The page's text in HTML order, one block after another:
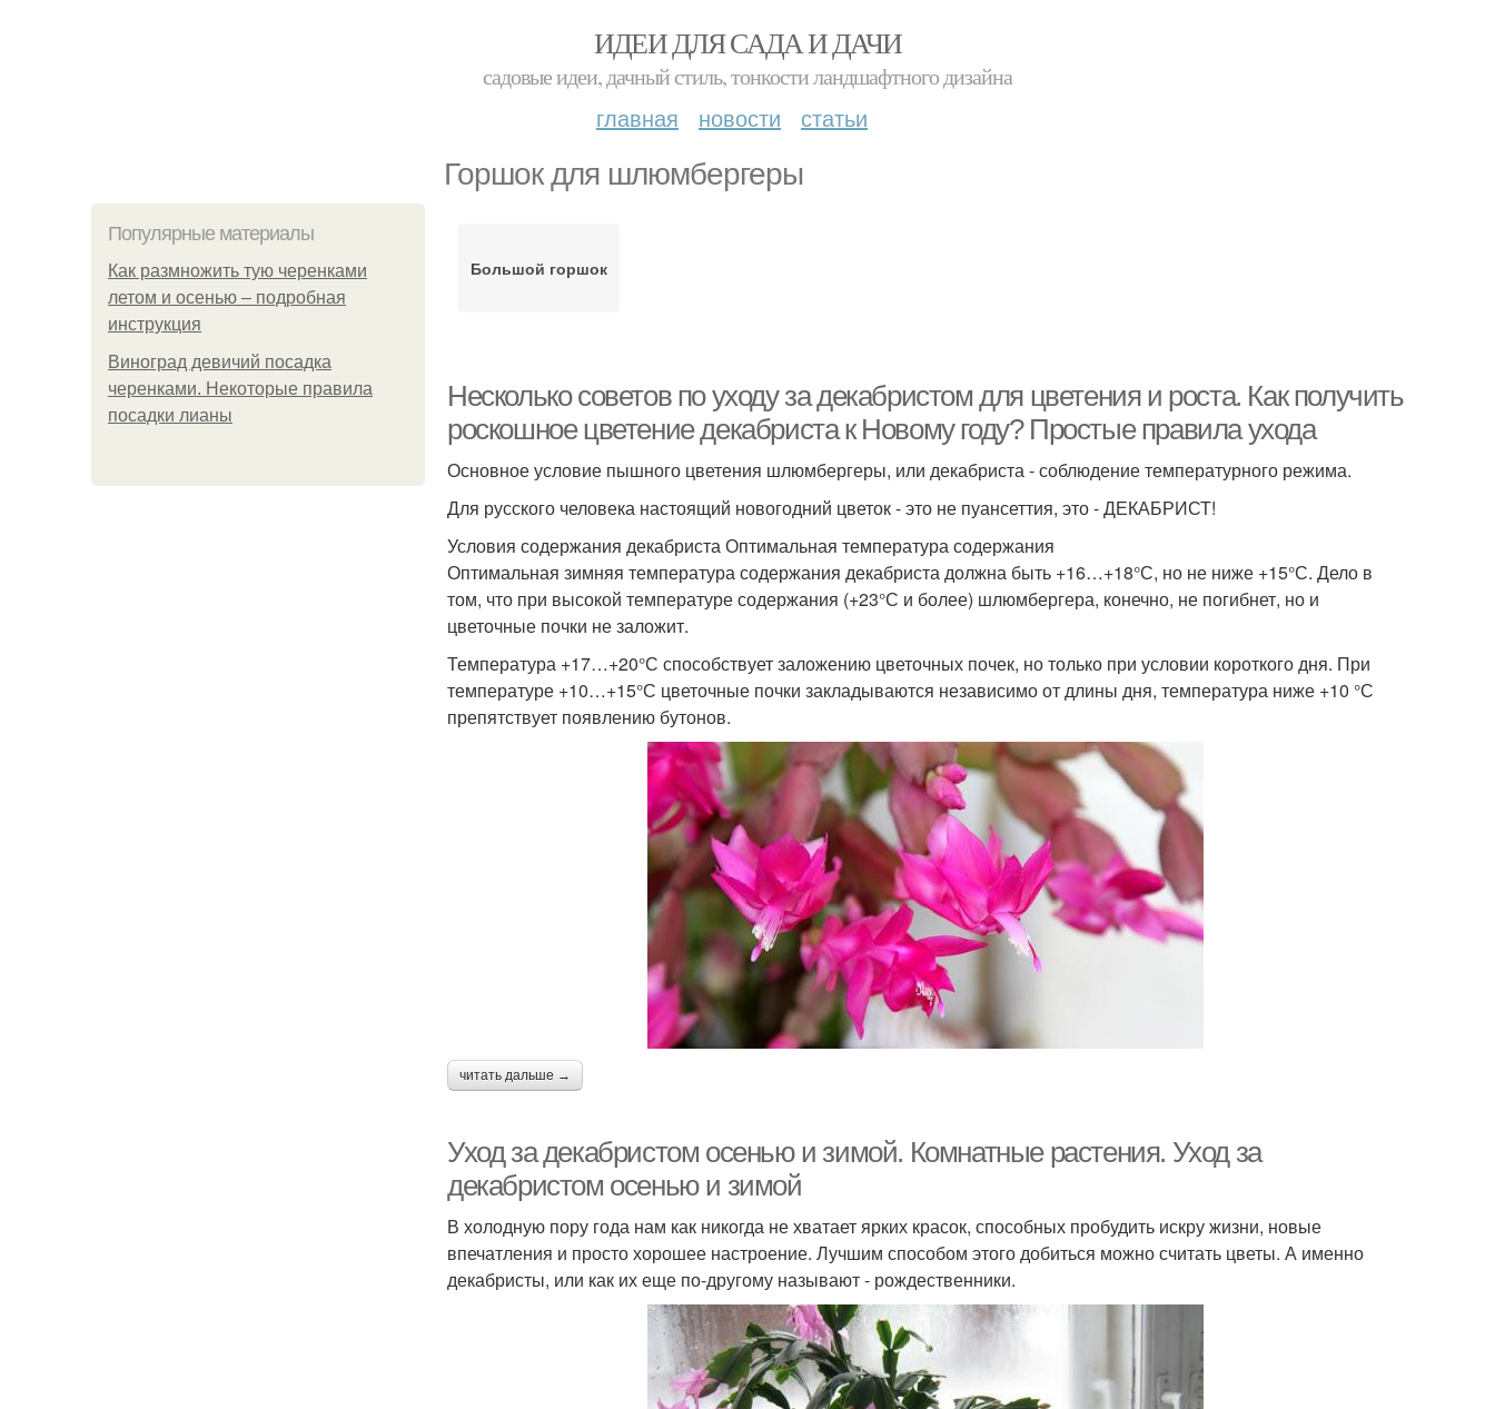
ИДЕИ ДЛЯ САДА И ДАЧИ
садовые идеи, дачный стиль, тонкости ландшафтного дизайна
главная новости статьи
Горшок для шлюмбергеры
Популярные материалы
Как размножить тую черенками
летом и осенью – подробная
инструкция
Виноград девичий посадка
черенками. Некоторые правила
посадки лианы
Большой горшок
Несколько советов по уходу за декабристом для цветения и роста. Как получить
роскошное цветение декабриста к Новому году? Простые правила ухода
Основное условие пышного цветения шлюмбергеры, или декабриста - соблюдение температурного режима.
Для русского человека настоящий новогодний цветок - это не пуансеттия, это - ДЕКАБРИСТ!
Условия содержания декабриста Оптимальная температура содержания
Оптимальная зимняя температура содержания декабриста должна быть +16…+18°С, но не ниже +15°С. Дело в
том, что при высокой температуре содержания (+23°С и более) шлюмбергера, конечно, не погибнет, но и
цветочные почки не заложит.
Температура +17…+20°С способствует заложению цветочных почек, но только при условии короткого дня. При
температуре +10…+15°С цветочные почки закладываются независимо от длины дня, температура ниже +10 °С
препятствует появлению бутонов.
читать дальше →
Уход за декабристом осенью и зимой. Комнатные растения. Уход за
декабристом осенью и зимой
В холодную пору года нам как никогда не хватает ярких красок, способных пробудить искру жизни, новые
впечатления и просто хорошее настроение. Лучшим способом этого добиться можно считать цветы. А именно
декабристы, или как их еще по-другому называют - рождественники.